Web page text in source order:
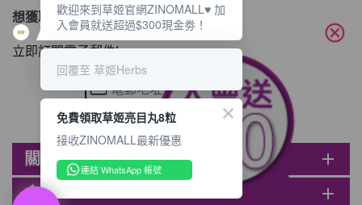
想獲取最新的優惠資訊？
立即訂閱電子郵件!
關於ZINOMALL add
會員 add
cancel
歡迎來到草姬官網ZINOMALL♥️ 加
入會員就送超過$300現金劵！
回覆至 草姬Herbs
免費領取草姬亮目丸8粒
接收ZINOMALL最新優惠
連結 WhatsApp 帳號